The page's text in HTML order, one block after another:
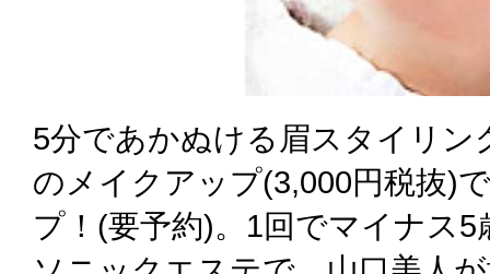
5分であかぬける眉スタイリン
のメイクアップ(3,000円税抜)
プ！(要予約)。1回でマイナス